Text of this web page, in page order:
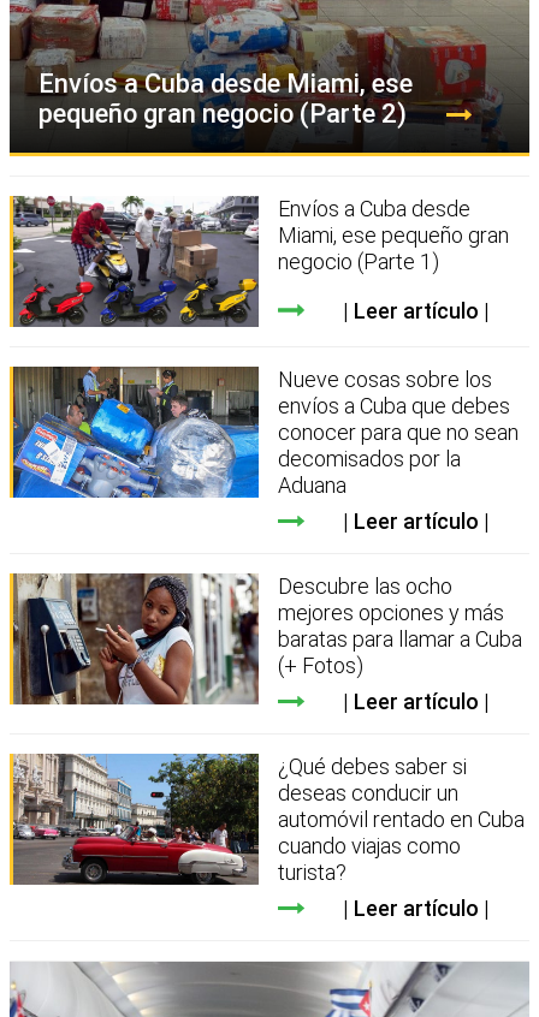
Envíos a Cuba desde Miami, ese
pequeño gran negocio (Parte 2)
Envíos a Cuba desde
Miami, ese pequeño gran
negocio (Parte 1)
Leer artículo
Nueve cosas sobre los
envíos a Cuba que debes
conocer para que no sean
decomisados por la
Aduana
Leer artículo
Descubre las ocho
mejores opciones y más
baratas para llamar a Cuba
(+ Fotos)
Leer artículo
¿Qué debes saber si
deseas conducir un
automóvil rentado en Cuba
cuando viajas como
turista?
Leer artículo